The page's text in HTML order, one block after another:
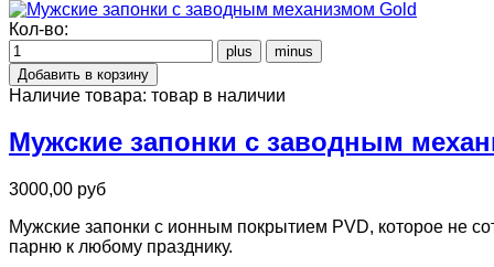
Кол-во:
Наличие товара: товар в наличии
Мужские запонки с заводным
3000,00 руб
Мужские запонки с ионным покрытием PVD, которое не
парню к любому празднику.